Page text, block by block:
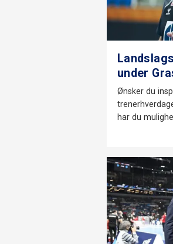
under
Ønsker du
har du